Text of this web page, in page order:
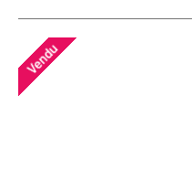
Vendu